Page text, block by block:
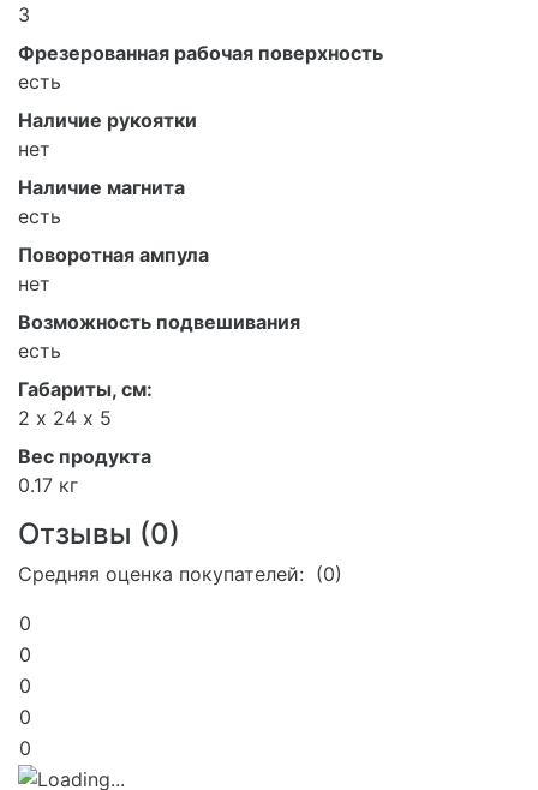
3
Фрезерованная рабочая поверхность
есть
Наличие рукоятки
нет
Наличие магнита
есть
Поворотная ампула
нет
Возможность подвешивания
есть
Габариты, см:
2 х 24 х 5
Вес продукта
0.17 кг
Отзывы (0)
Средняя оценка покупателей: (0)
0
0
0
0
0